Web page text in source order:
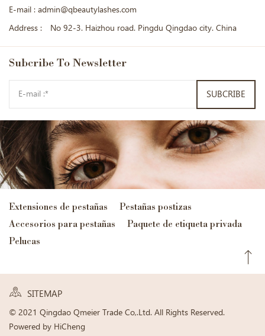
E-mail : admin@qbeautylashes.com
Address :
No 92-3. Haizhou road. Pingdu Qingdao city. China
Subcribe To Newsletter
SUBCRIBE
Extensiones de pestañas
Pestañas postizas
Accesorios para pestañas
Paquete de etiqueta privada
Pelucas
SITEMAP
© 2021 Qingdao Qmeier Trade Co,.Ltd. All Rights Reserved.
Powered by HiCheng